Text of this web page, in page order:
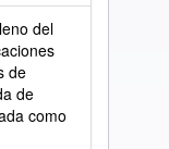
del
de
de
como